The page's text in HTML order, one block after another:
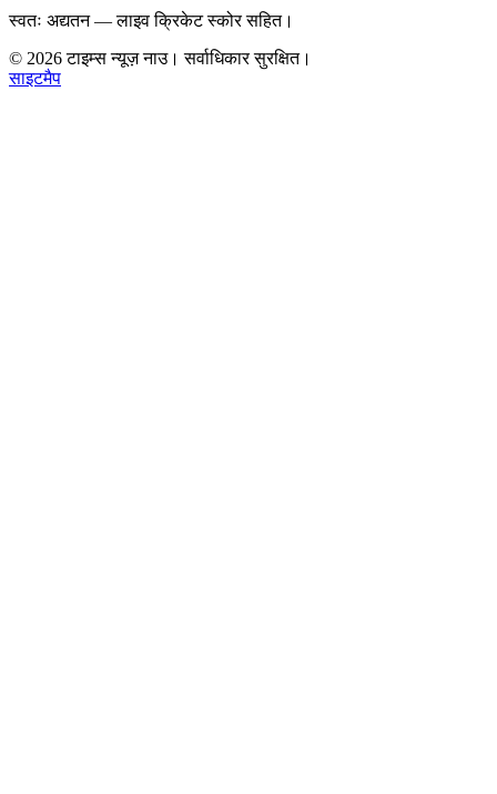
स्वतः अद्यतन — लाइव क्रिकेट स्कोर सहित।
© 2026टाइम्स न्यूज़ नाउ। सर्वाधिकार सुरक्षित।
साइटमैप